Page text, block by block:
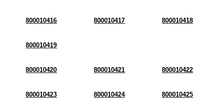
800010416 800010417 800010418
800010419
800010420 800010421 800010422
800010423 800010424 800010425